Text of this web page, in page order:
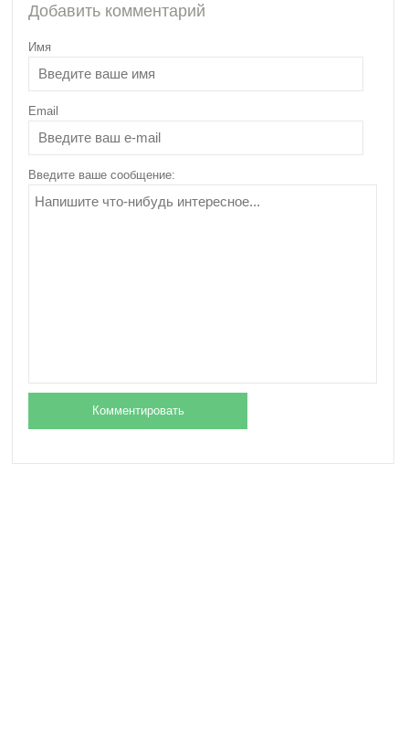
Питание кормящей
мамы в первый месяц
после родов
Добавить комментарий
Имя
Email
Введите ваше сообщение: